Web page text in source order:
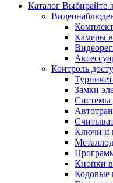
Каталог Выбирайте
Камеры
Контроль
Замки
Системы
Ключи и
Кнопки
Кодовые